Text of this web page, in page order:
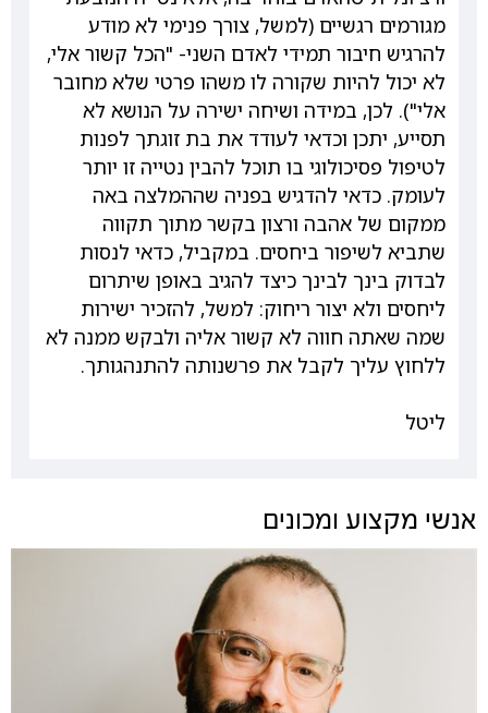
מגורמים רגשיים (למשל, צורך פנימי לא מודע
להרגיש חיבור תמידי לאדם השני- "הכל קשור אלי,
לא יכול להיות שקורה לו משהו פרטי שלא מחובר
אלי"). לכן, במידה ושיחה ישירה על הנושא לא
תסייע, יתכן וכדאי לעודד את בת זוגתך לפנות
לטיפול פסיכולוגי בו תוכל להבין נטייה זו יותר
לעומק. כדאי להדגיש בפניה שההמלצה באה
ממקום של אהבה ורצון בקשר מתוך תקווה
שתביא לשיפור ביחסים. במקביל, כדאי לנסות
לבדוק בינך לבינך כיצד להגיב באופן שיתרום
ליחסים ולא יצור ריחוק: למשל, להזכיר ישירות
שמה שאתה חווה לא קשור אליה ולבקש ממנה לא
ללחוץ עליך לקבל את פרשנותה להתנהגותך.
ליטל
אנשי מקצוע ומכונים